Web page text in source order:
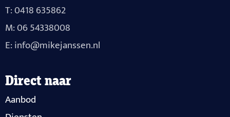
T: 0418 635862
M: 06 54338008
E: info@mikejanssen.nl
Direct naar
Aanbod